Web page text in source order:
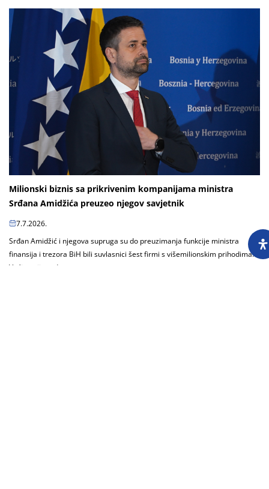
Milionski biznis sa prikrivenim kompanijama ministra
Srđana Amidžića preuzeo njegov savjetnik
7.7.2026.
Srđan Amidžić i njegova supruga su do preuzimanja funkcije ministra
finansija i trezora BiH bili suvlasnici šest firmi s višemilionskim prihodima.
Većinu nije redovno...